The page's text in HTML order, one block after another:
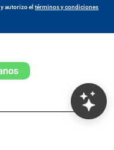
y autorizo eltérminos y condiciones